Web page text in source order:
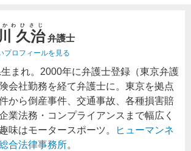
久治
かわひさじ
弁護士
プロフィールを見る
まれ。2000年に弁護士登録（東京弁護
会社勤務を経て弁護士に。東京を拠点
から倒産事件、交通事故、各種損害賠
業法務・コンプライアンスまで幅広く
味はモータースポーツ。
ヒューマンネ
合法律事務所。